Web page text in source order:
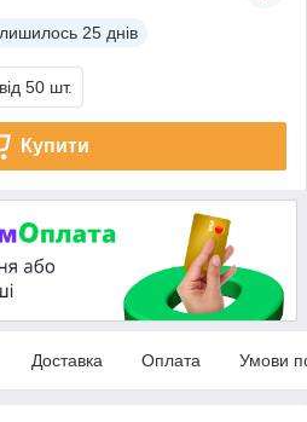
25 днів
від 50 шт.
Купити
Доставка Оплата Умови